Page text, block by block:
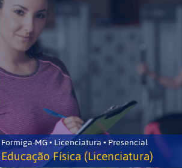
Formiga-MG • Licenciatura • Presencial
Educação Física (Licenciatura)